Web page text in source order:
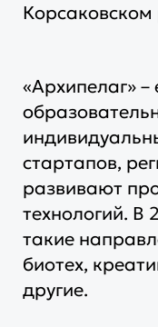
Корсаковском
«Архипелаг»
стартапов,
развивают
технологий. В
такие
биотех,
другие.